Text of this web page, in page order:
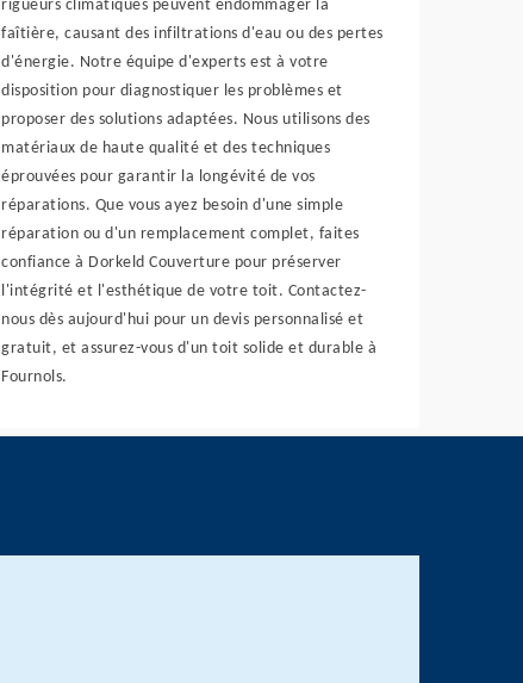
rigueurs climatiques peuvent endommager la
faîtière, causant des infiltrations d'eau ou des pertes
d'énergie. Notre équipe d'experts est à votre
disposition pour diagnostiquer les problèmes et
proposer des solutions adaptées. Nous utilisons des
matériaux de haute qualité et des techniques
éprouvées pour garantir la longévité de vos
réparations. Que vous ayez besoin d'une simple
réparation ou d'un remplacement complet, faites
confiance à Dorkeld Couverture pour préserver
l'intégrité et l'esthétique de votre toit. Contactez-
nous dès aujourd'hui pour un devis personnalisé et
gratuit, et assurez-vous d'un toit solide et durable à
Fournols.